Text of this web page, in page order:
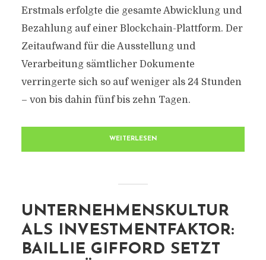
Erstmals erfolgte die gesamte Abwicklung und
Bezahlung auf einer Blockchain-Plattform. Der
Zeitaufwand für die Ausstellung und
Verarbeitung sämtlicher Dokumente
verringerte sich so auf weniger als 24 Stunden
– von bis dahin fünf bis zehn Tagen.
WEITERLESEN
UNTERNEHMENSKULTUR
ALS INVESTMENTFAKTOR:
BAILLIE GIFFORD SETZT